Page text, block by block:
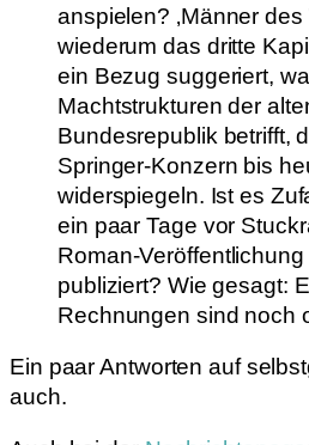
anspielen? ‚Männer des
wiederum das dritte
ein Bezug suggeriert,
Machtstrukturen der
Bundesrepublik betrifft,
Springer-Konzern bis
widerspiegeln. Ist es
ein paar Tage vor
Roman-
publiziert? Wie gesagt:
Rechnungen sind noch
Ein paar Antworten auf
auch.